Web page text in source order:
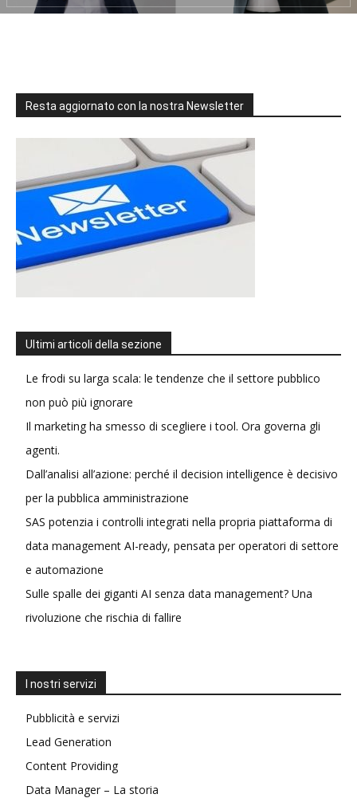
Resta aggiornato con la nostra Newsletter
Ultimi articoli della sezione
Le frodi su larga scala: le tendenze che il settore pubblico
non può più ignorare
Il marketing ha smesso di scegliere i tool. Ora governa gli
agenti.
Dall’analisi all’azione: perché il decision intelligence è decisivo
per la pubblica amministrazione
SAS potenzia i controlli integrati nella propria piattaforma di
data management AI-ready, pensata per operatori di settore
e automazione
Sulle spalle dei giganti AI senza data management? Una
rivoluzione che rischia di fallire
I nostri servizi
Pubblicità e servizi
Lead Generation
Content Providing
Data Manager – La storia